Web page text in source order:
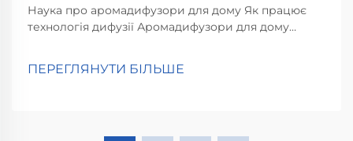
Наука про аромадифузори для дому Як працює
технологія дифузії Аромадифузори для дому
кажучи, ефірні олії перетворюються на...
ПЕРЕГЛЯНУТИ БІЛЬШЕ